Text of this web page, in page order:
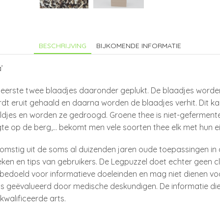
BESCHRIJVING BIJKOMENDE INFORMATIE
twee blaadjes daaronder geplukt. De blaadjes
eruit gehaald en daarna worden de blaadjes verhit. Dit
en worden ze gedroogd. Groene thee is niet-
op de berg,… bekomt men vele soorten thee elk met hun
uit de soms al duizenden jaren oude toepassingen
en tips van gebruikers. De Legpuzzel doet echter geen
voor informatieve doeleinden en mag niet dienen
door medische deskundigen. De informatie
arts.